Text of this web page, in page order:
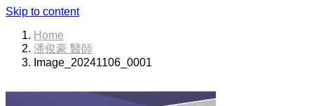
Skip to content
Home
潘俊豪 醫師
Image_20241106_0001